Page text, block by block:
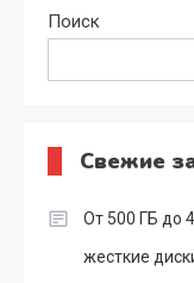
Поиск
Свежие
От 500 ГБ до
жесткие